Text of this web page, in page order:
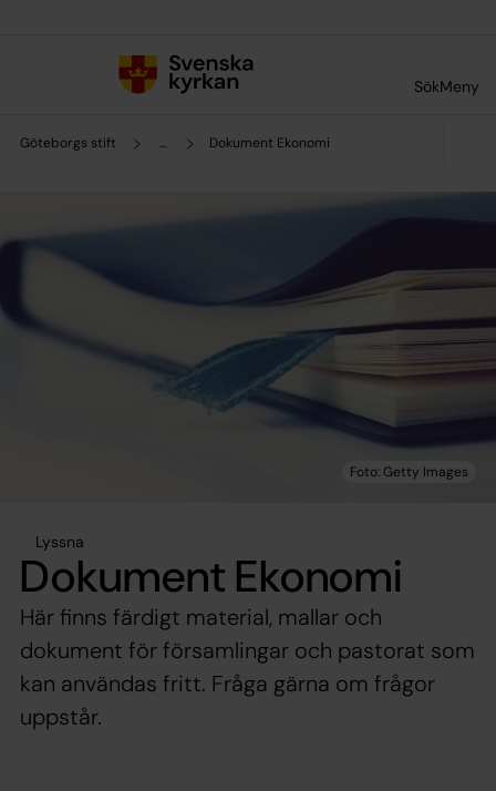
SökMeny
Göteborgs stift ... Dokument Ekonomi
Lyssna
Dokument Ekonomi
Här finns färdigt material, mallar och
dokument för församlingar och pastorat som
kan användas fritt. Fråga gärna om frågor
uppstår.